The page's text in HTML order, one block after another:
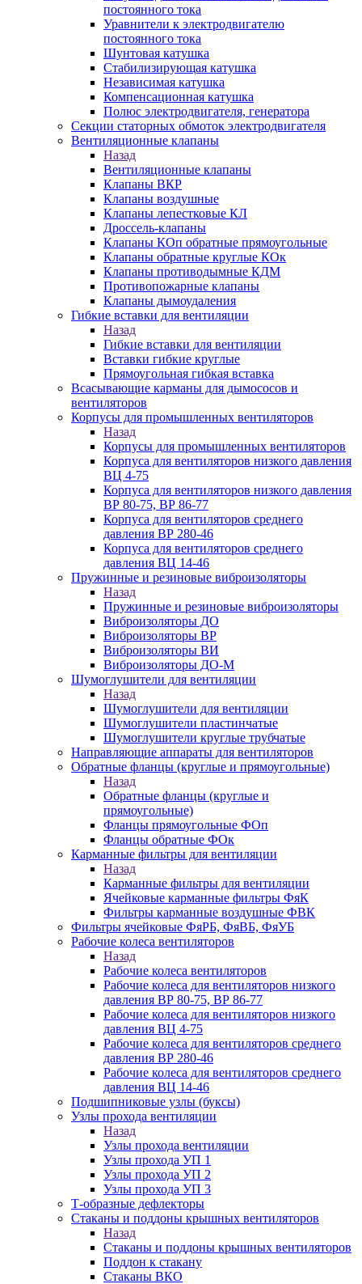
постоянного тока
Уравнители к электродвигателю
постоянного тока
Шунтовая катушка
Стабилизирующая катушка
Независимая катушка
Компенсационная катушка
Полюс электродвигателя, генератора
Секции статорных обмоток электродвигателя
Вентиляционные клапаны
Назад
Вентиляционные клапаны
Клапаны ВКР
Клапаны воздушные
Клапаны лепестковые КЛ
Дроссель-клапаны
Клапаны КОп обратные прямоугольные
Клапаны обратные круглые КОк
Клапаны противодымные КДМ
Противопожарные клапаны
Клапаны дымоудаления
Гибкие вставки для вентиляции
Назад
Гибкие вставки для вентиляции
Вставки гибкие круглые
Прямоугольная гибкая вставка
Всасывающие карманы для дымососов и
вентиляторов
Корпусы для промышленных вентиляторов
Назад
Корпусы для промышленных вентиляторов
Корпуса для вентиляторов низкого давления
ВЦ 4-75
Корпуса для вентиляторов низкого давления
ВР 80-75, ВР 86-77
Корпуса для вентиляторов среднего
давления ВР 280-46
Корпуса для вентиляторов среднего
давления ВЦ 14-46
Пружинные и резиновые виброизоляторы
Назад
Пружинные и резиновые виброизоляторы
Виброизоляторы ДО
Виброизоляторы ВР
Виброизоляторы ВИ
Виброизоляторы ДО-М
Шумоглушители для вентиляции
Назад
Шумоглушители для вентиляции
Шумоглушители пластинчатые
Шумоглушители круглые трубчатые
Направляющие аппараты для вентиляторов
Обратные фланцы (круглые и прямоугольные)
Назад
Обратные фланцы (круглые и
прямоугольные)
Фланцы прямоугольные ФОп
Фланцы обратные ФОк
Карманные фильтры для вентиляции
Назад
Карманные фильтры для вентиляции
Ячейковые карманные фильтры ФяК
Фильтры карманные воздушные ФВК
Фильтры ячейковые ФяРБ, ФяВБ, ФяУБ
Рабочие колеса вентиляторов
Назад
Рабочие колеса вентиляторов
Рабочие колеса для вентиляторов низкого
давления ВР 80-75, ВР 86-77
Рабочие колеса для вентиляторов низкого
давления ВЦ 4-75
Рабочие колеса для вентиляторов среднего
давления ВР 280-46
Рабочие колеса для вентиляторов среднего
давления ВЦ 14-46
Подшипниковые узлы (буксы)
Узлы прохода вентиляции
Назад
Узлы прохода вентиляции
Узлы прохода УП 1
Узлы прохода УП 2
Узлы прохода УП 3
Т-образные дефлекторы
Стаканы и поддоны крышных вентиляторов
Назад
Стаканы и поддоны крышных вентиляторов
Поддон к стакану
Стаканы ВКО